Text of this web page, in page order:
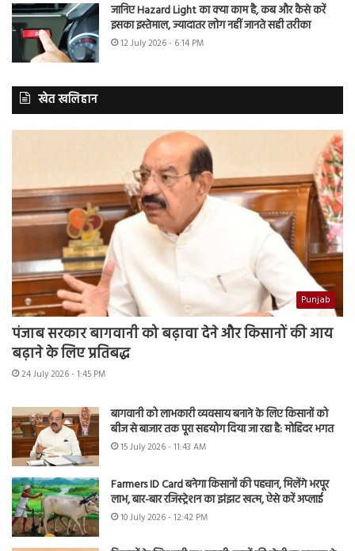
जानिए Hazard Light का क्या काम है, कब और कैसे करें
इसका इस्तेमाल, ज्यादातर लोग नहीं जानते सही तरीका
12 July 2026 - 6:14 PM
खेत खलिहान
Punjab
पंजाब सरकार बागवानी को बढ़ावा देने और किसानों की आय
बढ़ाने के लिए प्रतिबद्ध
24 July 2026 - 1:45 PM
बागवानी को लाभकारी व्यवसाय बनाने के लिए किसानों को
बीज से बाजार तक पूरा सहयोग दिया जा रहा है: मोहिंदर भगत
15 July 2026 - 11:43 AM
Farmers ID Card बनेगा किसानों की पहचान, मिलेंगे भरपूर
लाभ, बार-बार रजिस्ट्रेशन का झंझट खत्म, ऐसे करें अप्लाई
10 July 2026 - 12:42 PM